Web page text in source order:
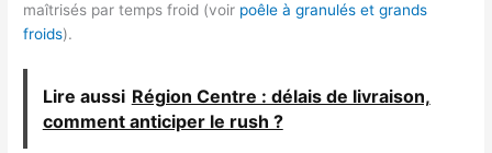
maîtrisés par temps froid (voir poêle à granulés et grands
froids).
Lire aussi Région Centre : délais de livraison,
comment anticiper le rush ?